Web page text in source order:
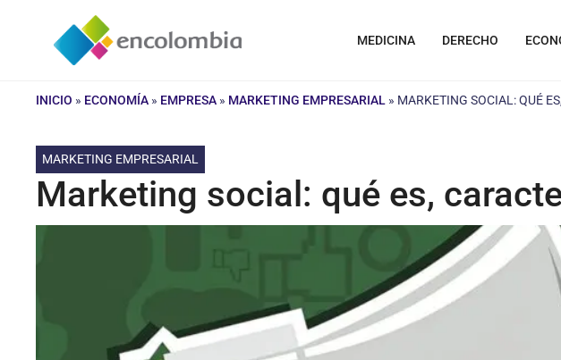
contenido
MEDICINA DERECHO
INICIO » ECONOMÍA » EMPRESA » MARKETING EMPRESARIAL » MARKETING SOCIAL: QUÉ
MARKETING EMPRESARIAL
Marketing social: qué es,